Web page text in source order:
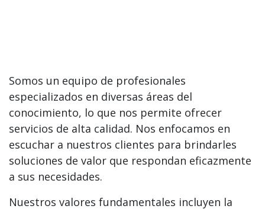
Somos un equipo de profesionales
especializados en diversas áreas del
conocimiento, lo que nos permite ofrecer
servicios de alta calidad. Nos enfocamos en
escuchar a nuestros clientes para brindarles
soluciones de valor que respondan eficazmente
a sus necesidades.
Nuestros valores fundamentales incluyen la